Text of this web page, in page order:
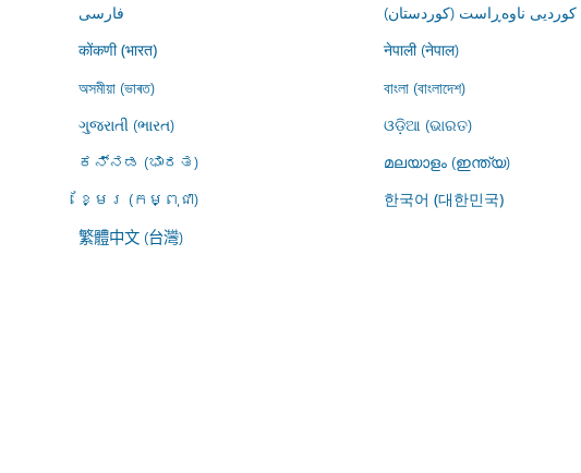
فارسى
کوردیی ناوەڕاست (کوردستان)
कोंकणी (भारत) नेपाली (नेपाल)
অসমীয়া (ভাৰত) বাংলা (বাংলাদেশ)
ગુજરાતી (ભારત)
ଓଡ଼ିଆ (ଭାରତ)
ಕನ್ನಡ (ಭಾರತ)
മലയാളം (ഇന്ത്യ)
ខ្មែរ (កម្ពុជា)
한국어 (대한민국)
繁體中文 (台灣)